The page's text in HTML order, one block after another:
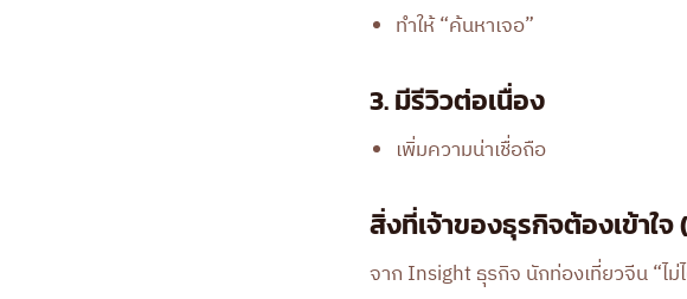
ทำให้ “ค้นหาเจอ”
3. มีรีวิวต่อเนื่อง
เพิ่มความน่าเชื่อถือ
สิ่งที่เจ้าของธุรกิจต้องเข้าใ
จาก Insight ธุรกิจ นักท่องเที่ยวจีน “ไม่